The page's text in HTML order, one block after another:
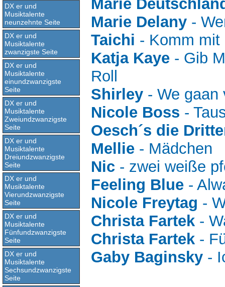
DX er und
Musiktalente
neunzehnte Seite
DX er und
Musiktalente
zwanzigste Seite
DX er und
Musiktalente
einundzwanzigste
Seite
DX er und
Musiktalente
Zweiundzwanzigste
Seite
DX er und
Musiktalente
Dreiundzwanzigste
Seite
DX er und
Musiktalente
Vierundzwanzigste
Seite
DX er und
Musiktalente
Fünfundzwanzigste
Seite
DX er und
Musiktalente
Sechsundzwanzigste
Seite
Marie
Marie Delany -
Taichi - Komm mit
Katja Kaye - Gib
Roll
Shirley - We gaan
Nicole Boss -
Oesch´s die
Mellie - Mädchen
Nic - zwei weiße
Feeling Blue -
Nicole Freytag -
Christa Fartek -
Christa Fartek -
Gaby Baginsky -